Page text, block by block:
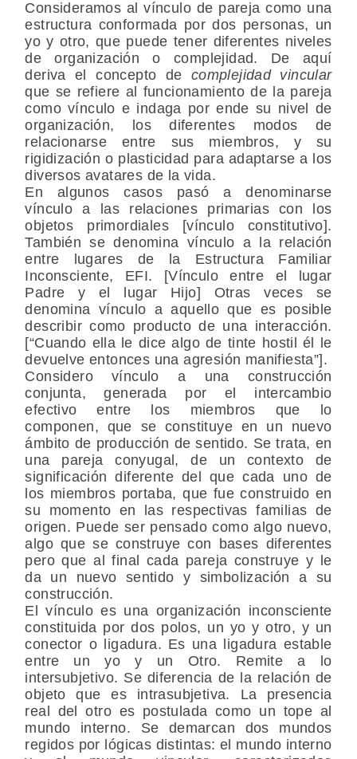
Consideramos al vínculo de pareja como una
estructura conformada por dos personas, un
yo y otro, que puede tener diferentes niveles
de organización o complejidad. De aquí
deriva el concepto de complejidad vincular
que se refiere al funcionamiento de la pareja
como vínculo e indaga por ende su nivel de
organización, los diferentes modos de
relacionarse entre sus miembros, y su
rigidización o plasticidad para adaptarse a los
diversos avatares de la vida.
En algunos casos pasó a denominarse
vínculo a las relaciones primarias con los
objetos primordiales [vínculo constitutivo].
También se denomina vínculo a la relación
entre lugares de la Estructura Familiar
Inconsciente, EFI. [Vínculo entre el lugar
Padre y el lugar Hijo] Otras veces se
denomina vínculo a aquello que es posible
describir como producto de una interacción.
[“Cuando ella le dice algo de tinte hostil él le
devuelve entonces una agresión manifiesta”].
Considero vínculo a una construcción
conjunta, generada por el intercambio
efectivo entre los miembros que lo
componen, que se constituye en un nuevo
ámbito de producción de sentido. Se trata, en
una pareja conyugal, de un contexto de
significación diferente del que cada uno de
los miembros portaba, que fue construido en
su momento en las respectivas familias de
origen. Puede ser pensado como algo nuevo,
algo que se construye con bases diferentes
pero que al final cada pareja construye y le
da un nuevo sentido y simbolización a su
construcción.
El vínculo es una organización inconsciente
constituida por dos polos, un yo y otro, y un
conector o ligadura. Es una ligadura estable
entre un yo y un Otro. Remite a lo
intersubjetivo. Se diferencia de la relación de
objeto que es intrasubjetiva. La presencia
real del otro es postulada como un tope al
mundo interno. Se demarcan dos mundos
regidos por lógicas distintas: el mundo interno